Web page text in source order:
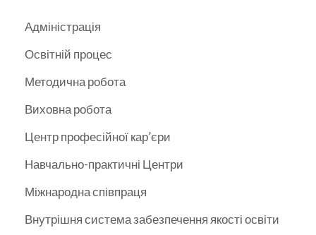
Адміністрація
Освітній процес
Методична робота
Виховна робота
Центр професійної кар’єри
Навчально-практичні Центри
Міжнародна співпраця
Внутрішня система забезпечення якості освіти